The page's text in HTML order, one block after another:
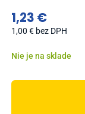
1,23 €
1,00 € bez DPH
Nie je na sklade